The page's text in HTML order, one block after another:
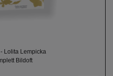
Lolita Lempicka
Bildoft